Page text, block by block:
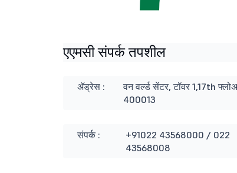
एएमसी संपर्क तपशील
ॲड्रेस :
वन वर्ल्ड सेंटर, टॉवर 1,17th
400013
संपर्क :
+91022 43568000 / 022
43568008